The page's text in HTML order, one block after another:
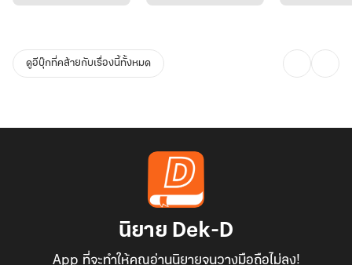
ดูอีบุ๊กที่คล้ายกับเรื่องนี้ทั้งหมด
นิยาย Dek-D
App ที่จะทำให้คุณอ่านนิยายจนวางมือถือไม่ลง!